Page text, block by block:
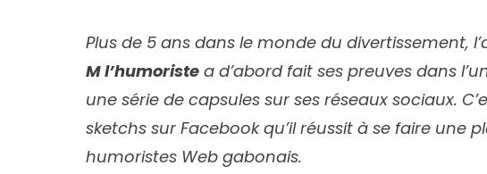
Plus de 5 ans dans le monde du divertissement,
M l’humoriste a d’abord fait ses preuves dans
une série de capsules sur ses réseaux sociaux.
sketchs sur Facebook qu’il réussit à se faire une
humoristes Web gabonais.